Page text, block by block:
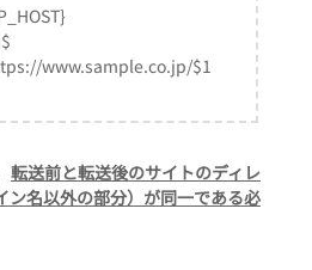
www.sample.co.jp/$1
転送前と転送後のサイトのディレ
ン名以外の部分）が同一である必